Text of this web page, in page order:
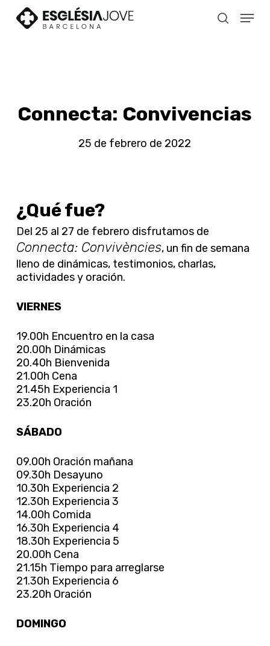
search
Menu
Connecta: Convivencias
25 de febrero de 2022
¿Qué fue?
Del 25 al 27 de febrero disfrutamos de
Connecta: Convivències, un fin de semana
lleno de dinámicas, testimonios, charlas,
actividades y oración.
VIERNES
19.00h Encuentro en la casa
20.00h Dinámicas
20.40h Bienvenida
21.00h Cena
21.45h Experiencia 1
23.20h Oración
SÁBADO
09.00h Oración mañana
09.30h Desayuno
10.30h Experiencia 2
12.30h Experiencia 3
14.00h Comida
16.30h Experiencia 4
18.30h Experiencia 5
20.00h Cena
21.15h Tiempo para arreglarse
21.30h Experiencia 6
23.20h Oración
DOMINGO